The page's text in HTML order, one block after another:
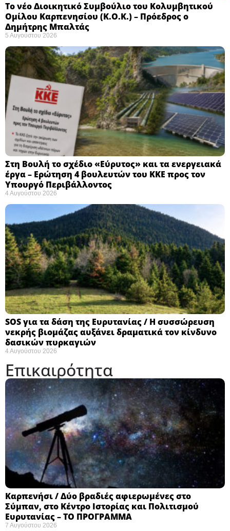
Το νέο Διοικητικό Συμβούλιο του Κολυμβητικού
Ομίλου Καρπενησίου (Κ.Ο.Κ.) – Πρόεδρος ο
Δημήτρης Μπαλτάς
5 Αυγούστου 2026
Στη Βουλή το σχέδιο «Εύρυτος» και τα ενεργειακά
έργα – Ερώτηση 4 βουλευτών του ΚΚΕ προς τον
Υπουργό Περιβάλλοντος
4 Αυγούστου 2026
SOS για τα δάση της Ευρυτανίας / Η συσσώρευση
νεκρής βιομάζας αυξάνει δραματικά τον κίνδυνο
δασικών πυρκαγιών
4 Αυγούστου 2026
Επικαιρότητα
Καρπενήσι / Δύο βραδιές αφιερωμένες στο
Σύμπαν, στο Κέντρο Ιστορίας και Πολιτισμού
Ευρυτανίας – ΤΟ ΠΡΟΓΡΑΜΜΑ
7 Αυγούστου 2026